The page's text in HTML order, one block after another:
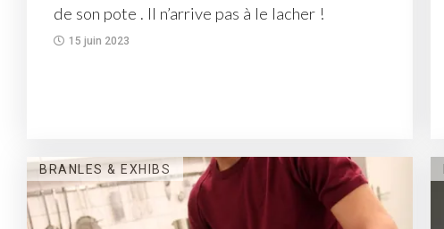
de son pote . Il n’arrive pas à le lacher !
15 juin 2023
BRANLES & EXHIBS